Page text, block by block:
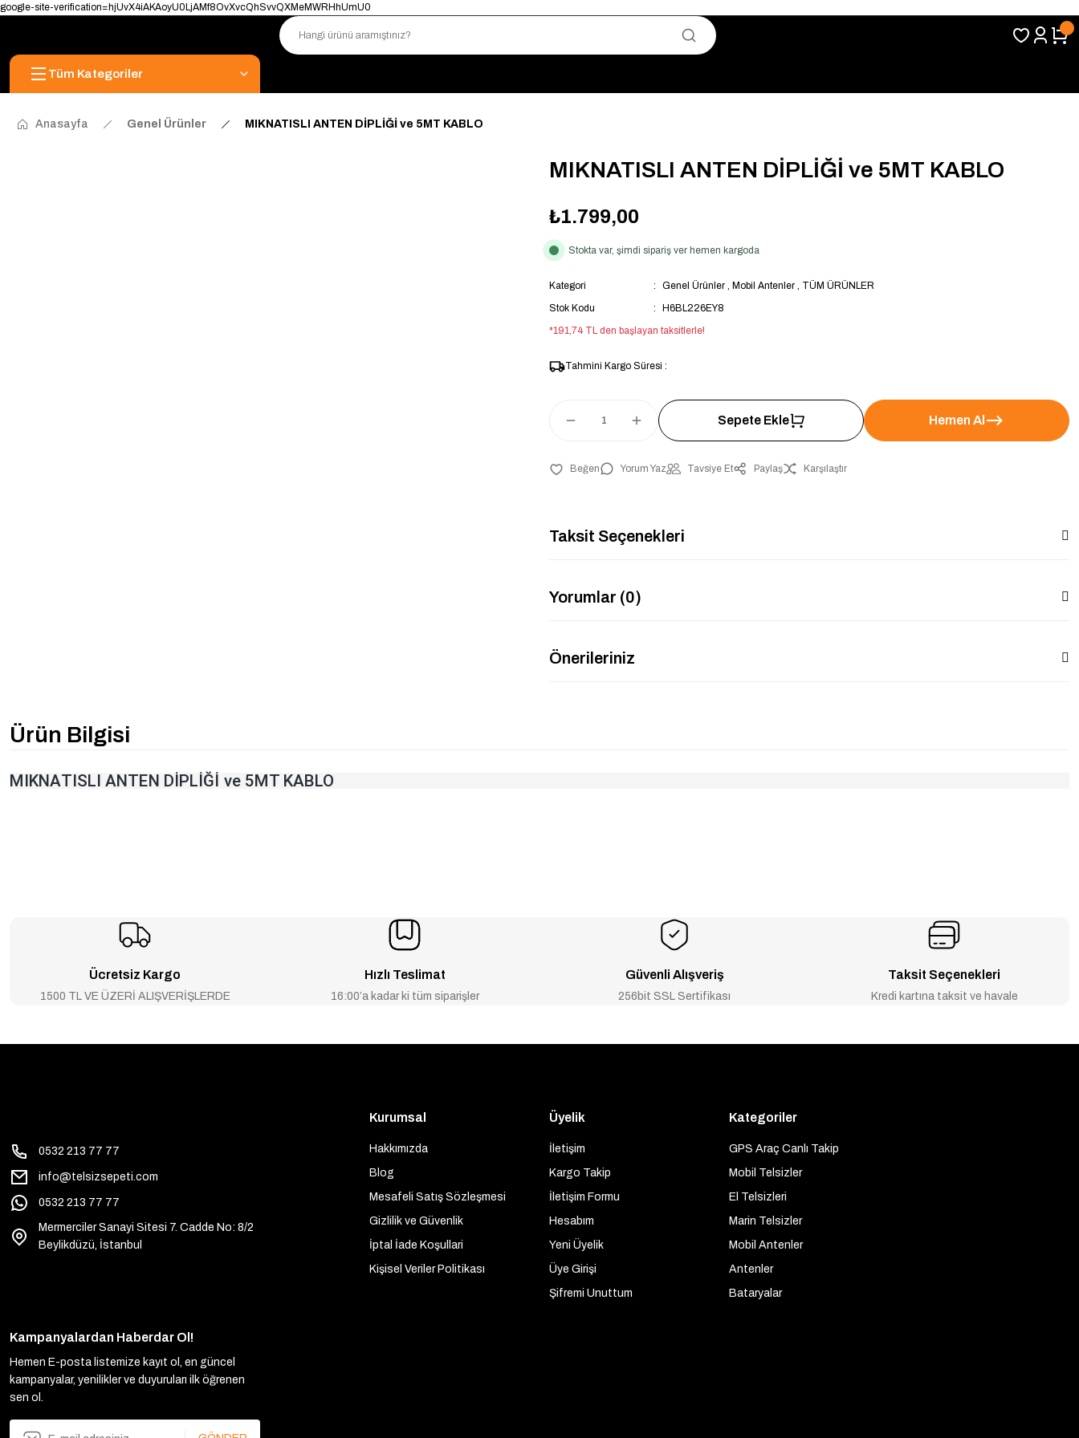
google-site-verification=hjUvX4iAKAoyU0LjAMf8OvXvcQhSvvQXMeMWRHhUmU0
Uygun Fiyat · Hızlı Teslimat
Tüm Kategoriler
Anasayfa Genel Ürünler MIKNATISLI ANTEN DİPLİĞİ ve 5MT KABLO
MIKNATISLI ANTEN DİPLİĞİ ve 5MT KABLO
₺1.799,00
Stokta var, şimdi sipariş ver hemen kargoda
Kategori Genel Ürünler , Mobil Antenler , TÜM ÜRÜNLER
Stok Kodu
H6BL226EY8
*191,74 TL den başlayan taksitlerle!
Tahmini Kargo Süresi :
Sepete Ekle Hemen Al
Yorum Yaz Tavsiye Et Paylaş Karşılaştır
Taksit Seçenekleri
Yorumlar (0)
Önerileriniz
Ürün Bilgisi
MIKNATISLI ANTEN DİPLİĞİ ve 5MT KABLO
Ücretsiz Kargo
1500 TL VE ÜZERİ ALIŞVERİŞLERDE
Hızlı Teslimat
16:00’a kadar ki tüm siparişler
Güvenli Alışveriş
256bit SSL Sertifikası
Taksit Seçenekleri
Kredi kartına taksit ve havale
0532 213 77 77
info@telsizsepeti.com
0532 213 77 77
Mermerciler Sanayi Sitesi 7. Cadde No: 8/2
Beylikdüzü, İstanbul
Kurumsal
Hakkımızda
Blog
Mesafeli Satış Sözleşmesi
Gizlilik ve Güvenlik
İptal İade Koşullari
Kişisel Veriler Politikası
Üyelik
İletişim
Kargo Takip
İletişim Formu
Hesabım
Yeni Üyelik
Üye Girişi
Şifremi Unuttum
Kategoriler
GPS Araç Canlı Takip
Mobil Telsizler
El Telsizleri
Marin Telsizler
Mobil Antenler
Antenler
Bataryalar
Kampanyalardan Haberdar Ol!
Hemen E-posta listemize kayıt ol, en güncel
kampanyalar, yenilikler ve duyuruları ilk öğrenen
sen ol.